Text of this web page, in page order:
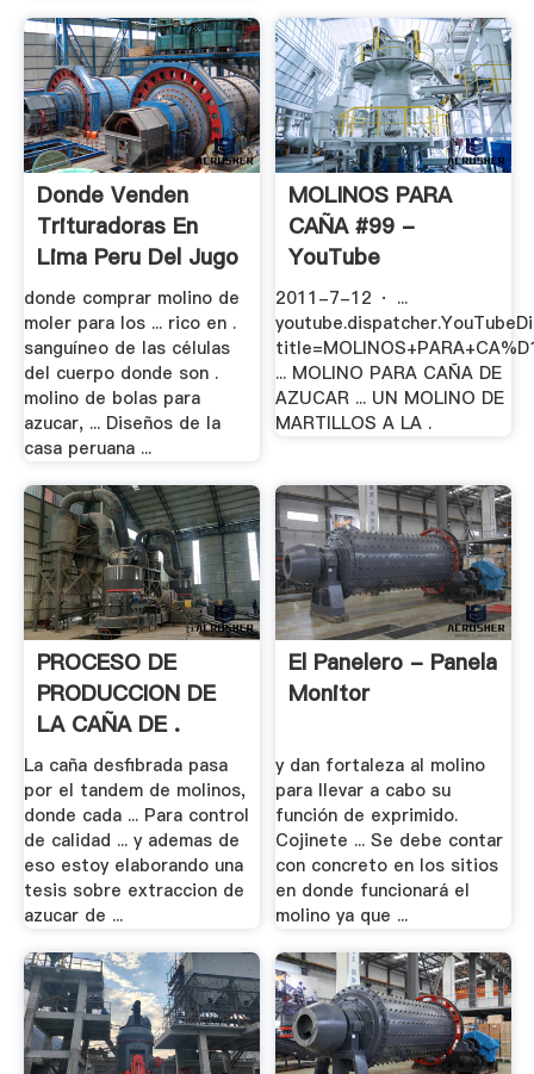
Donde Venden
Trituradoras En
Lima Peru Del Jugo
.
donde comprar molino de
moler para los ... rico en .
sanguíneo de las células
del cuerpo donde son .
molino de bolas para
azucar, ... Diseños de la
casa peruana ...
MOLINOS PARA
CAÑA #99 -
YouTube
2011-7-12 · ...
... MOLINO PARA CAÑA DE
AZUCAR ... UN MOLINO DE
MARTILLOS A LA .
PROCESO DE
PRODUCCION DE
LA CAÑA DE .
La caña desfibrada pasa
por el tandem de molinos,
donde cada ... Para control
de calidad ... y ademas de
eso estoy elaborando una
tesis sobre extraccion de
azucar de ...
El Panelero - Panela
Monitor
y dan fortaleza al molino
para llevar a cabo su
función de exprimido.
Cojinete ... Se debe contar
con concreto en los sitios
en donde funcionará el
molino ya que ...